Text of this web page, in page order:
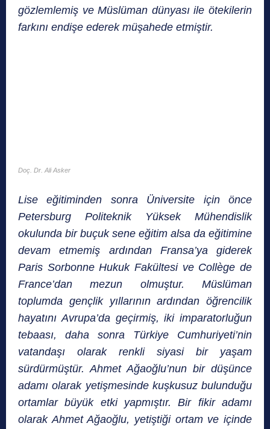
gözlemlemiş ve Müslüman dünyası ile ötekilerin
farkını endişe ederek müşahede etmiştir.
Doç. Dr. Ali Asker
Lise eğitiminden sonra Üniversite için önce
Petersburg Politeknik Yüksek Mühendislik
okulunda bir buçuk sene eğitim alsa da eğitimine
devam etmemiş ardından Fransa’ya giderek
Paris Sorbonne Hukuk Fakültesi ve Collège de
France’dan mezun olmuştur. Müslüman
toplumda gençlik yıllarının ardından öğrencilik
hayatını Avrupa’da geçirmiş, iki imparatorluğun
tebaası, daha sonra Türkiye Cumhuriyeti’nin
vatandaşı olarak renkli siyasi bir yaşam
sürdürmüştür.Ahmet Ağaoğlu’nun bir düşünce
adamı olarak yetişmesinde kuşkusuz bulunduğu
ortamlar büyük etki yapmıştır. Bir fikir adamı
olarak Ahmet Ağaoğlu, yetiştiği ortam ve içinde